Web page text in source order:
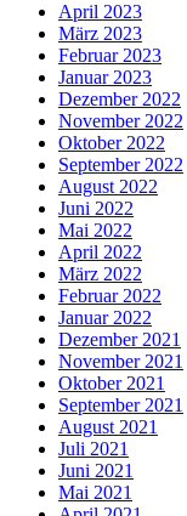
April 2023
März 2023
Februar 2023
Januar 2023
Dezember 2022
November 2022
Oktober 2022
September 2022
August 2022
Juni 2022
Mai 2022
April 2022
März 2022
Februar 2022
Januar 2022
Dezember 2021
November 2021
Oktober 2021
September 2021
August 2021
Juli 2021
Juni 2021
Mai 2021